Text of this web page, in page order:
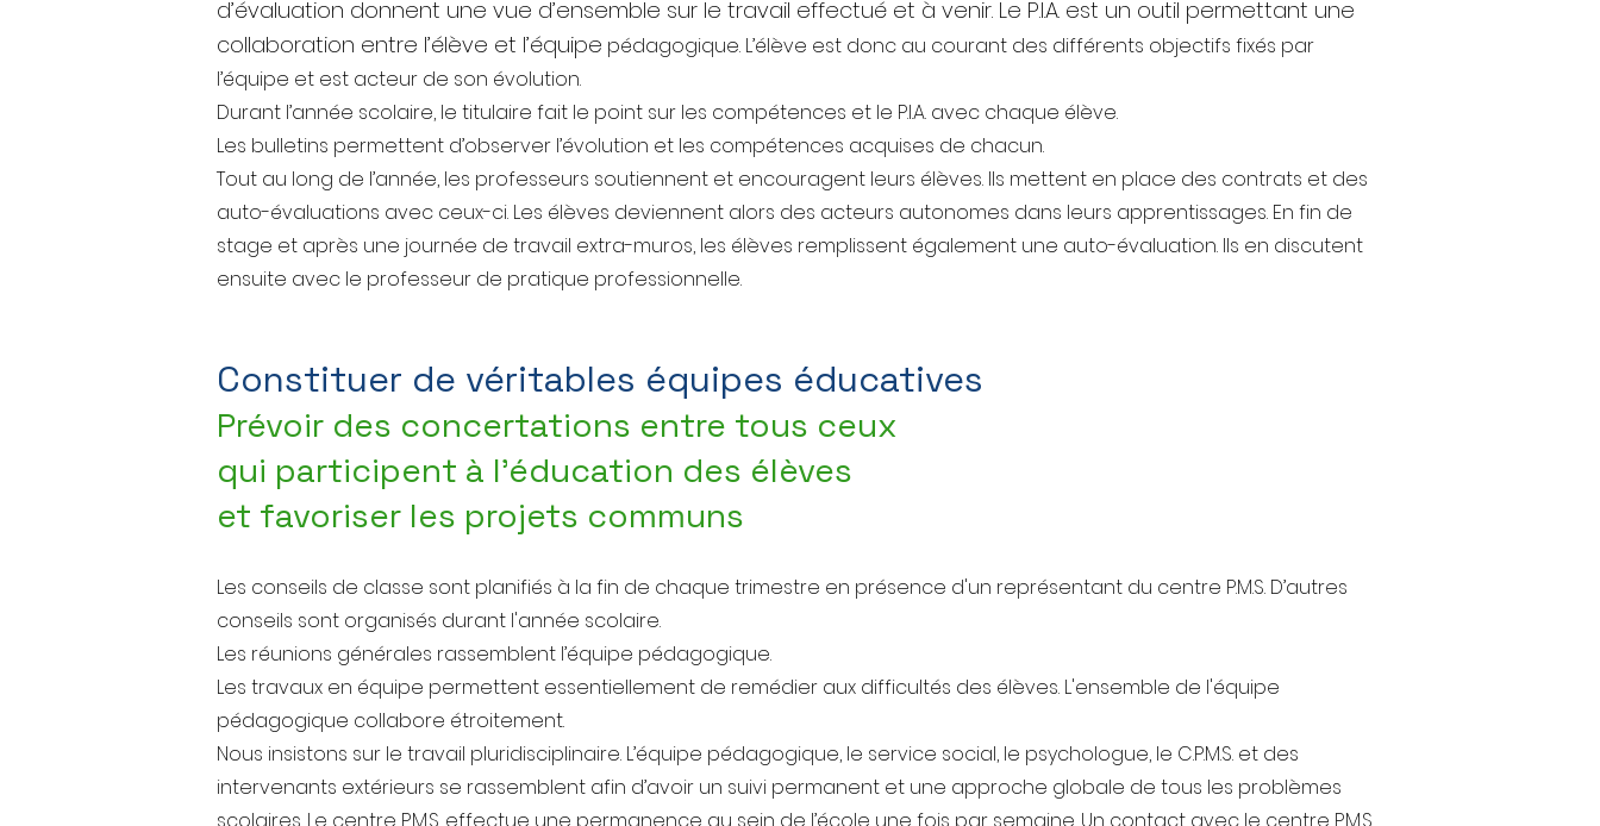
d’évaluation donnent une vue d’ensemble sur le travail effectué et à venir. Le P.I.A. est un outil permettant une
collaboration entre l’élève et l’équipe pédagogique. L’élève est donc au courant des différents objectifs fixés par
l’équipe et est acteur de son évolution.
Durant l’année scolaire, le titulaire fait le point sur les compétences et le P.I.A. avec chaque élève.
Les bulletins permettent d’observer l’évolution et les compétences acquises de chacun.
Tout au long de l’année, les professeurs soutiennent et encouragent leurs élèves. Ils mettent en place des contrats et des
auto-évaluations avec ceux-ci. Les élèves deviennent alors des acteurs autonomes dans leurs apprentissages. En fin de
stage et après une journée de travail extra-muros, les élèves remplissent également une auto-évaluation. Ils en discutent
ensuite avec le professeur de pratique professionnelle.
Constituer de véritables équipes éducatives
Prévoir des concertations entre tous ceux
qui participent à l’éducation des élèves
et favoriser les projets communs
Les conseils de classe sont planifiés à la fin de chaque trimestre en présence d'un représentant du centre P.M.S. D’autres
conseils sont organisés durant l'année scolaire.
Les réunions générales rassemblent l’équipe pédagogique.
Les travaux en équipe permettent essentiellement de remédier aux difficultés des élèves. L'ensemble de l'équipe
pédagogique collabore étroitement.
Nous insistons sur le travail pluridisciplinaire. L’équipe pédagogique, le service social, le psychologue, le C.P.M.S. et des
intervenants extérieurs se rassemblent afin d’avoir un suivi permanent et une approche globale de tous les problèmes